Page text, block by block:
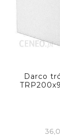
Darco